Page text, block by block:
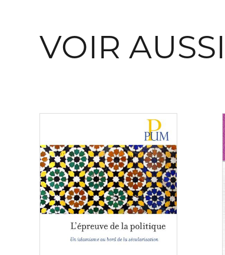
VOIR AUSSI
Consulter